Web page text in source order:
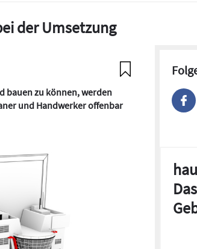
der Umsetzung
bauen zu können, werden
und Handwerker offenbar